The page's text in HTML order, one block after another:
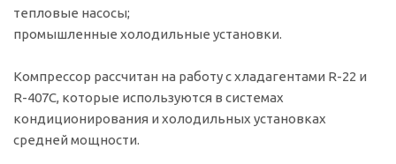
тепловые насосы;
промышленные холодильные установки.
Компрессор рассчитан на работу с хладагентами R-22 и
R-407C, которые используются в системах
кондиционирования и холодильных установках
средней мощности.